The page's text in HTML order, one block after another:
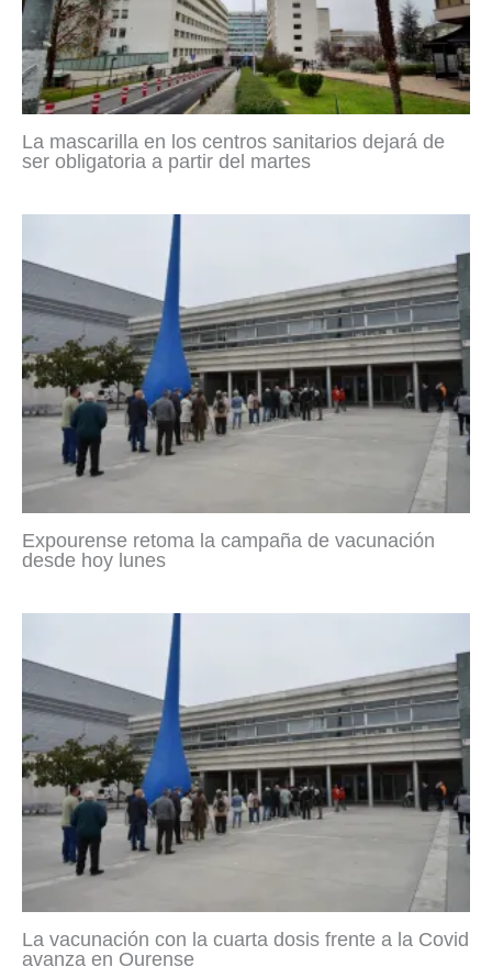
La mascarilla en los centros sanitarios dejará de
ser obligatoria a partir del martes
Expourense retoma la campaña de vacunación
desde hoy lunes
La vacunación con la cuarta dosis frente a la Covid
avanza en Ourense